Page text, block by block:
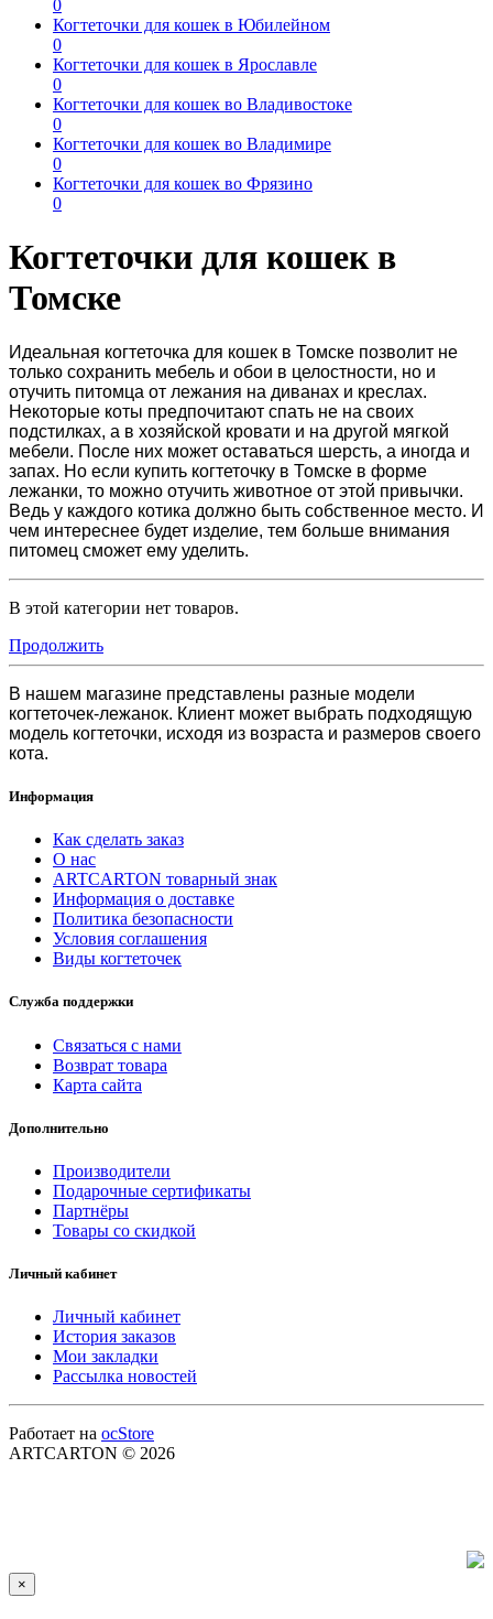
0
Когтеточки для кошек в Юбилейном
0
Когтеточки для кошек в Ярославле
0
Когтеточки для кошек во Владивостоке
0
Когтеточки для кошек во Владимире
0
Когтеточки для кошек во Фрязино
0
Когтеточки для кошек в
Томске
Идеальная когтеточка для кошек в Томске позволит не
только сохранить мебель и обои в целостности, но и
отучить питомца от лежания на диванах и креслах.
Некоторые коты предпочитают спать не на своих
подстилках, а в хозяйской кровати и на другой мягкой
мебели. После них может оставаться шерсть, а иногда и
запах. Но если купить когтеточку в Томске в форме
лежанки, то можно отучить животное от этой привычки.
Ведь у каждого котика должно быть собственное место. И
чем интереснее будет изделие, тем больше внимания
питомец сможет ему уделить.
В этой категории нет товаров.
Продолжить
В нашем магазине представлены разные модели
когтеточек-лежанок. Клиент может выбрать подходящую
модель когтеточки, исходя из возраста и размеров своего
кота.
Информация
Как сделать заказ
О нас
ARTCARTON товарный знак
Информация о доставке
Политика безопасности
Условия соглашения
Виды когтеточек
Служба поддержки
Связаться с нами
Возврат товара
Карта сайта
Дополнительно
Производители
Подарочные сертификаты
Партнёры
Товары со скидкой
Личный кабинет
Личный кабинет
История заказов
Мои закладки
Рассылка новостей
Работает на ocStore
ARTCARTON © 2026
×